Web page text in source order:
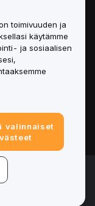
toimivuuden ja
käytämme
ja sosiaalisen
valinnaiset